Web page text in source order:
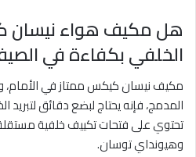
هل مكيف هواء
الخلفي بكفاءة في
مكيف نيسان كيكس ممتاز في الأمام،
المدمج، فإنه يحتاج لبضع دقائق لتبريد
تحتوي على فتحات تكييف خلفية مستقلة
وهيونداي توسان.